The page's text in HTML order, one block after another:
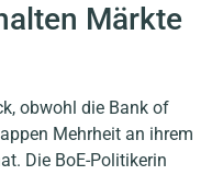
Märkte
obwohl die Bank of
Mehrheit an ihrem
Die BoE-Politikerin